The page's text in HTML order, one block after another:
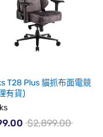
T28 Plus 貓抓布面電競
有貨)
$2,899.00